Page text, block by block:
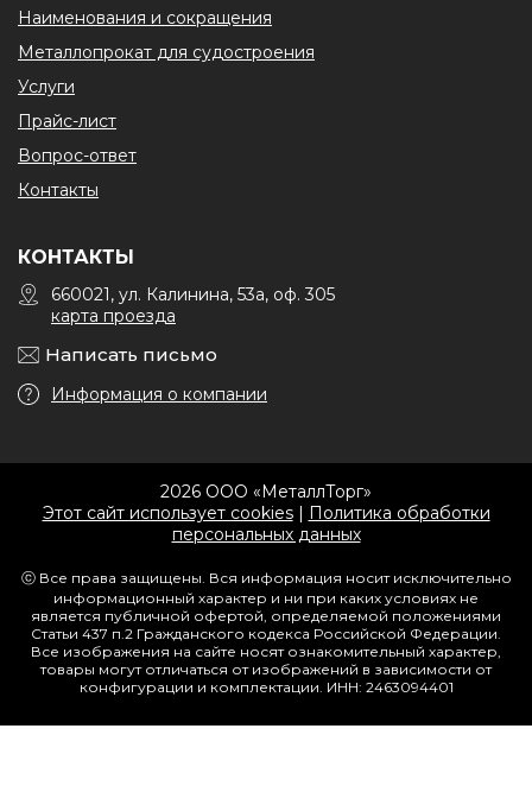
Наименования и сокращения
Металлопрокат для судостроения
Услуги
Прайс-лист
Вопрос-ответ
Контакты
КОНТАКТЫ
660021, ул. Калинина, 53а, оф. 305
карта проезда
Написать письмо
Информация о компании
2026 ООО «МеталлТорг»
Этот сайт использует cookies| Политика обработки
персональных данных
ⓒ Все права защищены. Вся информация носит исключительно
информационный характер и ни при каких условиях не
является публичной офертой, определяемой положениями
Статьи 437 п.2 Гражданского кодекса Российской Федерации.
Все изображения на сайте носят ознакомительный характер,
товары могут отличаться от изображений в зависимости от
конфигурации и комплектации. ИНН: 2463094401